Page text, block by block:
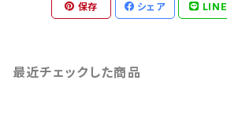
保存 シェア LINE
最近チェックした商品